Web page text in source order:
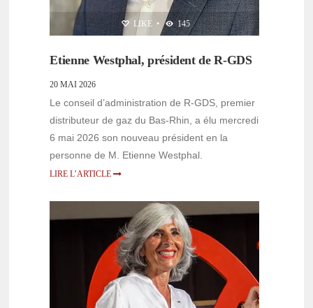
LIKE • 145
Etienne Westphal, président de R-GDS
20 MAI 2026
Le conseil d’administration de R-GDS, premier
distributeur de gaz du Bas-Rhin, a élu mercredi
6 mai 2026 son nouveau président en la
personne de M. Etienne Westphal.
LIRE L’ARTICLE PERSONNALITÉS